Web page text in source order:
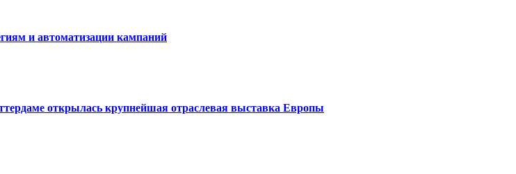
и автоматизации кампаний
открылась крупнейшая отраслевая выставка Европы